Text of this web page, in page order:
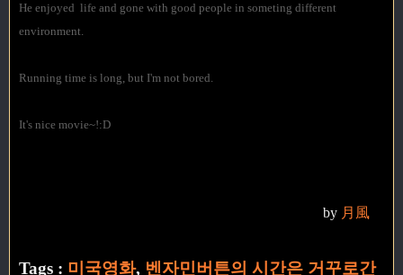
He enjoyed life and gone with good people in someting different
environment.
Running time is long, but I'm not bored.
It's nice movie~!:D
by 月風
Tags : 미국영화, 벤자민버튼의 시간은 거꾸로간